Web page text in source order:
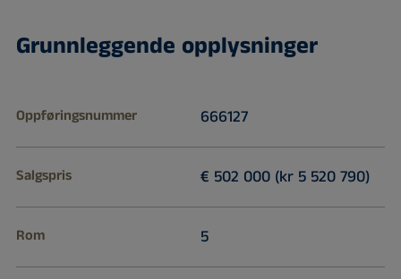
Grunnleggende opplysninger
Oppføringsnummer 666127
Salgspris € 502 000 (kr 5 520 790)
Rom 5